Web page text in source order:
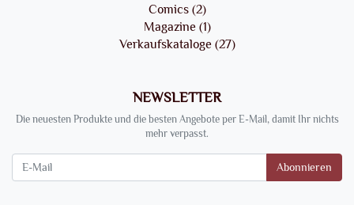
Comics (2)
Magazine (1)
Verkaufskataloge (27)
NEWSLETTER
Die neuesten Produkte und die besten Angebote per E-Mail, damit Ihr nichts
mehr verpasst.
Abonnieren